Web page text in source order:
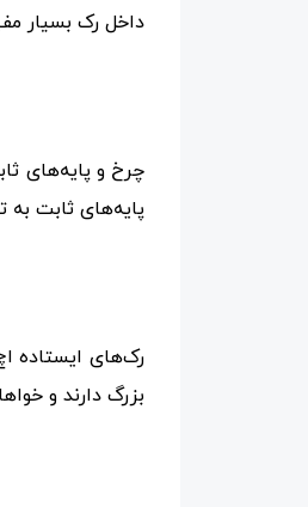
داخل رک بسیار
چرخ و پایه‌های
پایه‌های ثابت به
رک‌های ایستاده
بزرگ دارند و